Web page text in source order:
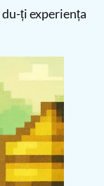
ți experiența